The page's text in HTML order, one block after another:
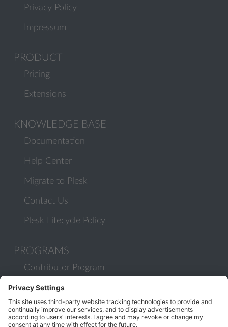
Privacy Policy
Impressum
PRODUCT
Pricing
Extensions
KNOWLEDGE BASE
Documentation
Help Center
Migrate to Plesk
Contact Us
Plesk Lifecycle Policy
PROGRAMS
Contributor Program
Partner Program
COMMUNITY